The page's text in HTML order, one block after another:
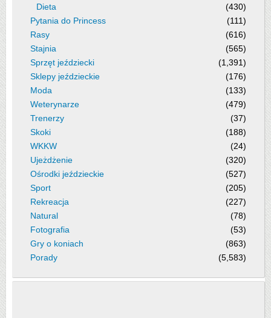
Dieta
(430)
Pytania do Princess
(111)
Rasy
(616)
Stajnia
(565)
Sprzęt jeździecki
(1,391)
Sklepy jeździeckie
(176)
Moda
(133)
Weterynarze
(479)
Trenerzy
(37)
Skoki
(188)
WKKW
(24)
Ujeżdżenie
(320)
Ośrodki jeździeckie
(527)
Sport
(205)
Rekreacja
(227)
Natural
(78)
Fotografia
(53)
Gry o koniach
(863)
Porady
(5,583)